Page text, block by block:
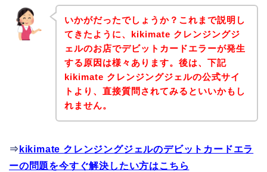
いかがだったでしょうか？これまで説明し
てきたように、kikimate クレンジングジ
ェルのお店でデビットカードエラーが発生
する原因は様々あります。後は、下記
kikimate クレンジングジェルの公式サイ
トより、直接質問されてみるといいかもし
れません。
⇒ kikimate クレンジングジェルのデビットカードエラ
ーの問題を今すぐ解決したい方はこちら